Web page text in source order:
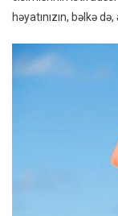
həyatınızın, bəlkə